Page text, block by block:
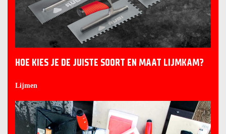
HOE KIES JE DE JUISTE SOORT EN MAAT LIJMKAM?
Lijmen